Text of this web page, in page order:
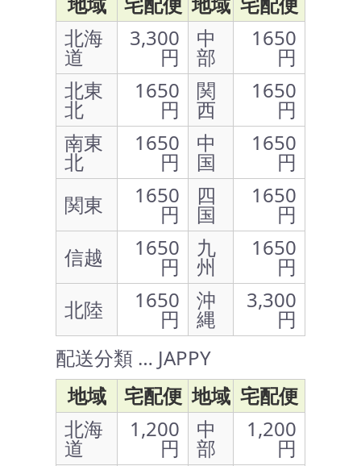
北海
道
3,300
円
中
部
1650
円
北東
北
1650
円
関
西
1650
円
南東
北
1650
円
中
国
1650
円
関東
1650
円
四
国
1650
円
信越
1650
円
九
州
1650
円
北陸
1650
円
沖
縄
3,300
円
配送分類 … JAPPY
地域
宅配便 地域 宅配便
北海
道
1,200
円
中
部
1,200
円